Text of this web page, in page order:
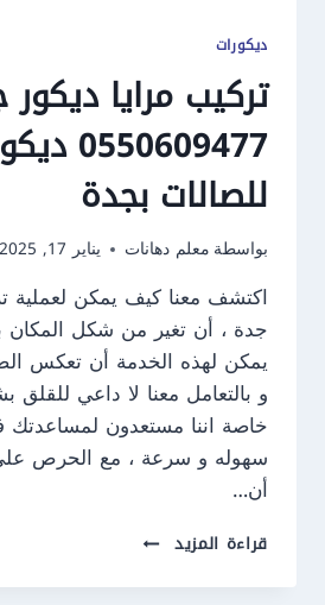
ديكورات
تركيب مرايا
للصالات بجدة
بواسطة معلم دهانات يناير 17, 2025
اكتشف معنا كيف يمكن لعملية
جدة ، أن تغير من شكل المكان
يمكن لهذه الخدمة أن تعكس
و بالتعامل معنا لا داعي للقلق
خاصة اننا مستعدون لمساعدتك
سهوله و سرعة ، مع الحرص
أن…
قراءة المزيد تركيب
ديكور